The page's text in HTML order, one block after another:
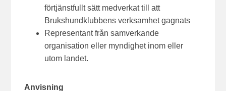
förtjänstfullt sätt medverkat till att
Brukshundklubbens verksamhet gagnats
Representant från samverkande
organisation eller myndighet inom eller
utom landet.
Anvisning